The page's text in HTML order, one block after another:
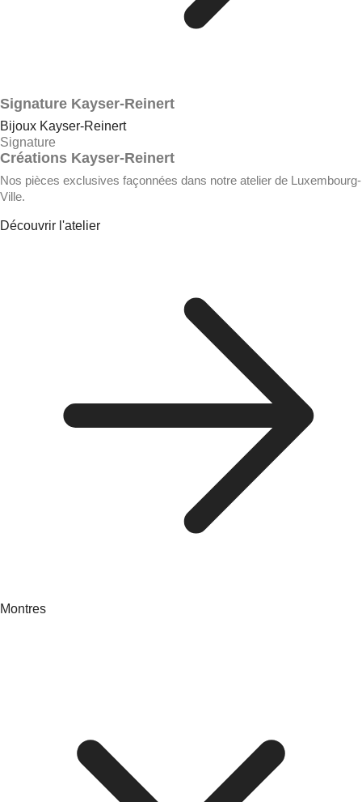
Signature Kayser-Reinert
Bijoux Kayser-Reinert
Signature
Créations Kayser-Reinert
Nos pièces exclusives façonnées dans notre atelier de Luxembourg-
Ville.
Découvrir l'atelier
Montres